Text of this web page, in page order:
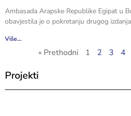
Ambasada Arapske Republike Egipat u
obavjestila je o pokretanju drugog
Više...
« Prethodni 1 2 3 4
Projekti